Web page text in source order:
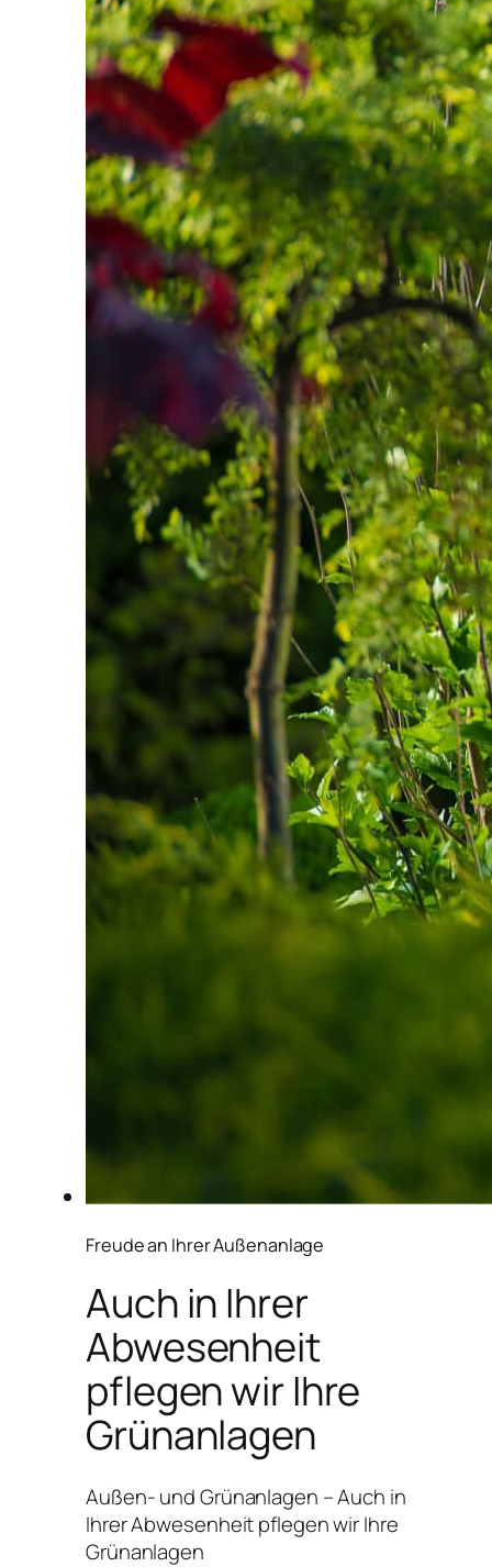
Freude an Ihrer Außenanlage
Auch in Ihrer
Abwesenheit
pflegen wir Ihre
Grünanlagen
Außen- und Grünanlagen – Auch in
Ihrer Abwesenheit pflegen wir Ihre
Grünanlagen